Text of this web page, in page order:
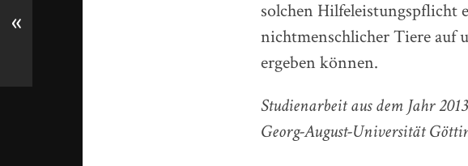
solchen Hilfeleistungspflicht
nichtmenschlicher Tiere auf
ergeben können.
Studienarbeit aus dem Jahr
Georg-August-Universität
«